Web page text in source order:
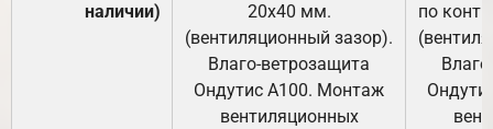
наличии)
20х40 мм.
(вентиляционный зазор).
Влаго-ветрозащита
Ондутис А100. Монтаж
вентиляционных
по